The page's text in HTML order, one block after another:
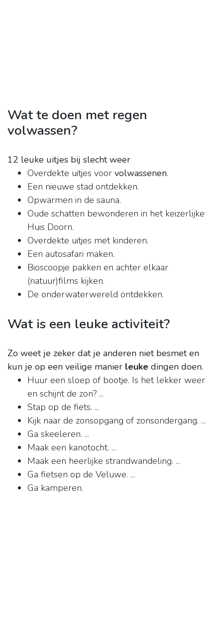
Wat te doen met regen
volwassen?
12 leuke uitjes bij slecht weer
Overdekte uitjes voor volwassenen.
Een nieuwe stad ontdekken.
Opwarmen in de sauna.
Oude schatten bewonderen in het keizerlijke
Huis Doorn.
Overdekte uitjes met kinderen.
Een autosafari maken.
Bioscoopje pakken en achter elkaar
(natuur)films kijken.
De onderwaterwereld ontdekken.
Wat is een leuke activiteit?
Zo weet je zeker dat je anderen niet besmet en
kun je op een veilige manier leuke dingen doen.
Huur een sloep of bootje. Is het lekker weer
en schijnt de zon? ...
Stap op de fiets. ...
Kijk naar de zonsopgang of zonsondergang. ...
Ga skeeleren. ...
Maak een kanotocht. ...
Maak een heerlijke strandwandeling. ...
Ga fietsen op de Veluwe. ...
Ga kamperen.